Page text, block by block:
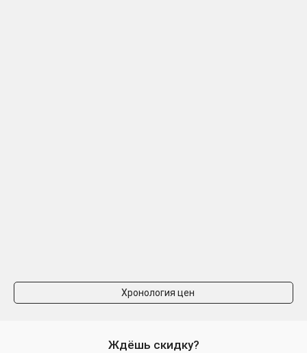
Хронология цен
Ждёшь скидку?